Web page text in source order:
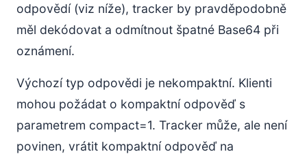
odpovědí (viz níže), tracker by pravděpodobně
měl dekódovat a odmítnout špatné Base64 při
oznámení.
Výchozí typ odpovědi je nekompaktní. Klienti
mohou požádat o kompaktní odpověď s
parametrem compact=1. Tracker může, ale není
povinen, vrátit kompaktní odpověď na